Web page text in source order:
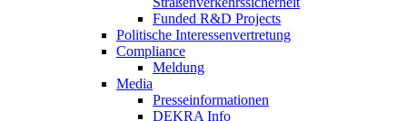
Funded R&D Projects
Politische Interessenvertretung
Compliance
Meldung
Media
Presseinformationen
DEKRA Info